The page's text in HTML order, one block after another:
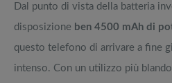
Dal punto di vista della batteria
disposizione ben 4500 mAh di
questo telefono di arrivare a fine
intenso. Con un utilizzo più